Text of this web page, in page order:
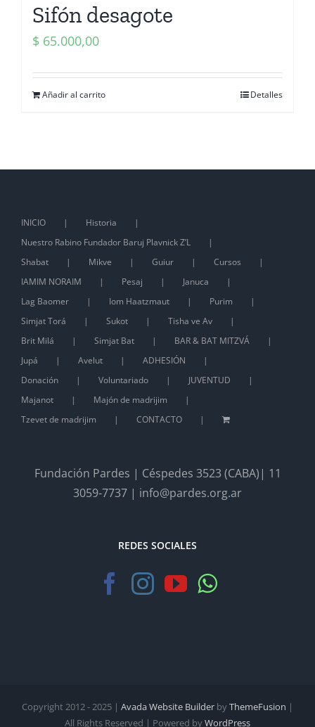
Sifón desagote
$ 65.000,00
Añadir al carrito Detalles
INICIO
Historia
Nuestro Rabino Fundador Baruj Plavnick Z’L
Shabat
Mikve Guiur
Cursos
IAMIM NORAIM
Pesaj
Januca
Lag Baomer
Iom Haatzmaut
Purim
Simjat Torá
Sukot
Tisha ve Av
Brit Milá
Simjat Bat
BAR & BAT MITZVÁ
Jupá
Avelut
ADHESIÓN
Donación
Voluntariado
JUVENTUD
Majanot
Majón de madrijim
Tzevet de madrijim
CONTACTO
Fundación Pardes | Céspedes 3523 (CABA)| 11
3059-7737 | info@pardes.org.ar
REDES SOCIALES
Copyright 2012 - 2025 | Avada Website Builder byThemeFusion |
All Rights Reserved | Powered byWordPress